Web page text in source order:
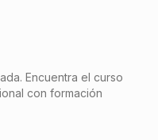
Encuentra el curso
con formación